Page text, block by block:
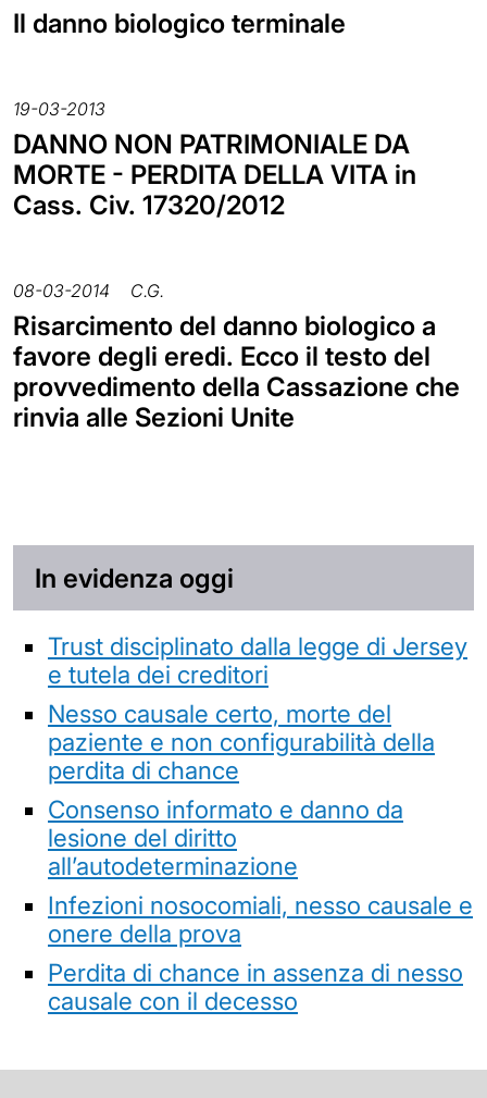
Il danno biologico terminale
19-03-2013
DANNO NON PATRIMONIALE DA
MORTE - PERDITA DELLA VITA in
Cass. Civ. 17320/2012
08-03-2014 C.G.
Risarcimento del danno biologico a
favore degli eredi. Ecco il testo del
provvedimento della Cassazione che
rinvia alle Sezioni Unite
In evidenza oggi
Trust disciplinato dalla legge di Jersey
e tutela dei creditori
Nesso causale certo, morte del
paziente e non configurabilità della
perdita di chance
Consenso informato e danno da
lesione del diritto
all’autodeterminazione
Infezioni nosocomiali, nesso causale e
onere della prova
Perdita di chance in assenza di nesso
causale con il decesso